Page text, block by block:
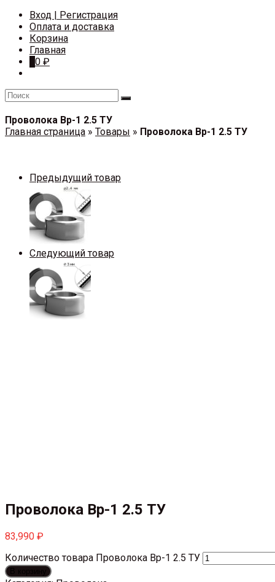
Вход | Регистрация
Оплата и доставка
Корзина
Главная
0 ₽
Проволока Вр-1 2.5 ТУ
Главная страница » Товары » Проволока Вр-1 2.5 ТУ
Предыдущий товар
Следующий товар
Проволока Вр-1 2.5 ТУ
83,990 ₽
Количество товара Проволока Вр-1 2.5 ТУ
В корзину